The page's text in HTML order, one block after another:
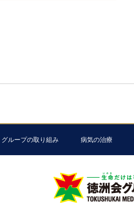
グループの取り組み 病気の治療